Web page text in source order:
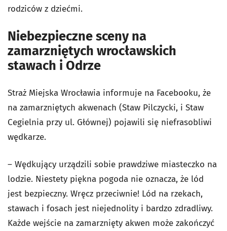
rodziców z dziećmi.
Niebezpieczne sceny na
zamarzniętych wrocławskich
stawach i Odrze
Straż Miejska Wrocławia informuje na Facebooku, że
na zamarzniętych akwenach (Staw Pilczycki, i Staw
Cegielnia przy ul. Głównej) pojawili się niefrasobliwi
wędkarze.
– Wędkujący urządzili sobie prawdziwe miasteczko na
lodzie. Niestety piękna pogoda nie oznacza, że lód
jest bezpieczny. Wręcz przeciwnie! Lód na rzekach,
stawach i fosach jest niejednolity i bardzo zdradliwy.
Każde wejście na zamarznięty akwen może zakończyć